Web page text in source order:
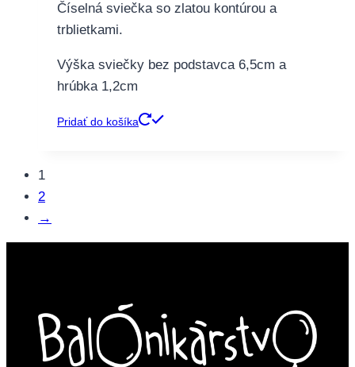
Číselná sviečka so zlatou kontúrou a
trblietkami.
Výška sviečky bez podstavca 6,5cm a
hrúbka 1,2cm
Pridať do košíka
1
2
→